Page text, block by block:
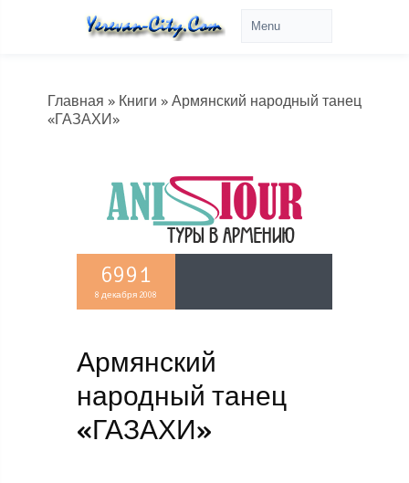
Главная » Книги » Армянский народный танец
«ГАЗАХИ»
6991
8 декабря 2008
Армянский
народный танец
«ГАЗАХИ»